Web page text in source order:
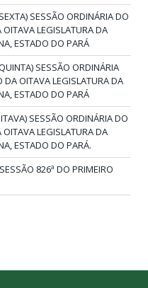
SESSÃO ORDINÁRIA DO
LEGISLATURA DA
ESTADO DO PARÁ
SESSÃO ORDINÁRIA
DA OITAVA LEGISLATURA DA
ESTADO DO PARÁ
SESSÃO ORDINÁRIA DO
LEGISLATURA DA
ESTADO DO PARÁ.
826ª DO PRIMEIRO